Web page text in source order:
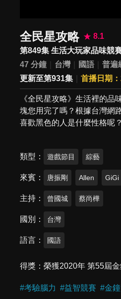
全民星攻略
8.1
第849集 生活大玩家品味競
47 分鐘
台灣 國語
普遍
更新至第931集
首播日期
《全民星攻略》生活裡的
塊您用完了嗎？根據台灣網
喜歡黑色的人是什麼性格呢
類型 遊戲節目 綜藝
來賓 唐振剛 Allen GiGi
主持 曾國城 蔡尚樺
國別 台灣
語言 國語
得獎 榮獲2020年 第55屆
#考驗腦力 #益智競賽 #金